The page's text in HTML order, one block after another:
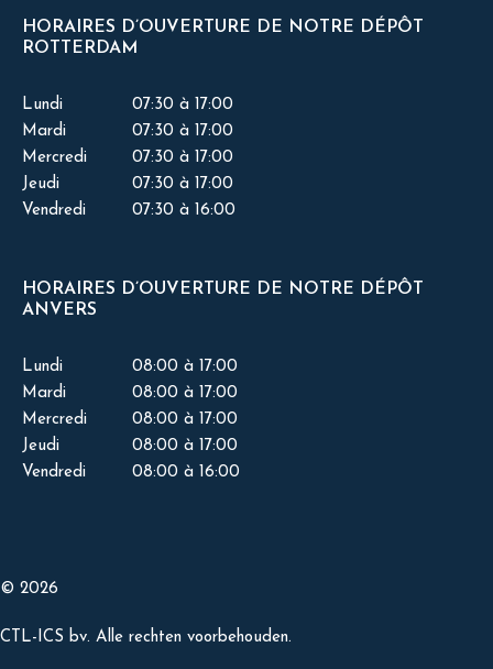
HORAIRES D’OUVERTURE DE NOTRE DÉPÔT
ROTTERDAM
Lundi
07:30 à 17:00
Mardi
07:30 à 17:00
Mercredi
07:30 à 17:00
Jeudi
07:30 à 17:00
Vendredi
07:30 à 16:00
HORAIRES D’OUVERTURE DE NOTRE DÉPÔT
ANVERS
Lundi
08:00 à 17:00
Mardi
08:00 à 17:00
Mercredi
08:00 à 17:00
Jeudi
08:00 à 17:00
Vendredi
08:00 à 16:00
© 2026
CTL-ICS bv. Alle rechten voorbehouden.